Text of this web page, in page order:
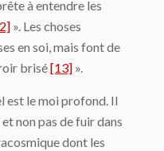
à entendre les
». Les choses
en soi, mais font de
brisé[13] ».
est le moi profond. Il
non pas de fuir dans
dont les